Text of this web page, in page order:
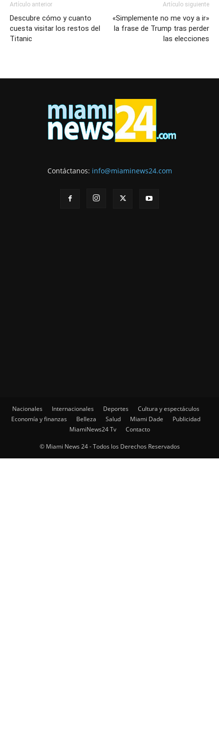
Artículo anterior
Descubre cómo y cuanto
cuesta visitar los restos del
Titanic
Artículo siguiente
«Simplemente no me voy a ir»
la frase de Trump tras perder
las elecciones
Contáctanos: info@miaminews24.com
Nacionales Internacionales Deportes
Cultura y espectáculos
Economía y finanzas
Belleza Salud Miami Dade
Publicidad
MiamiNews24 Tv
Contacto
© Miami News 24 - Todos los Derechos Reservados